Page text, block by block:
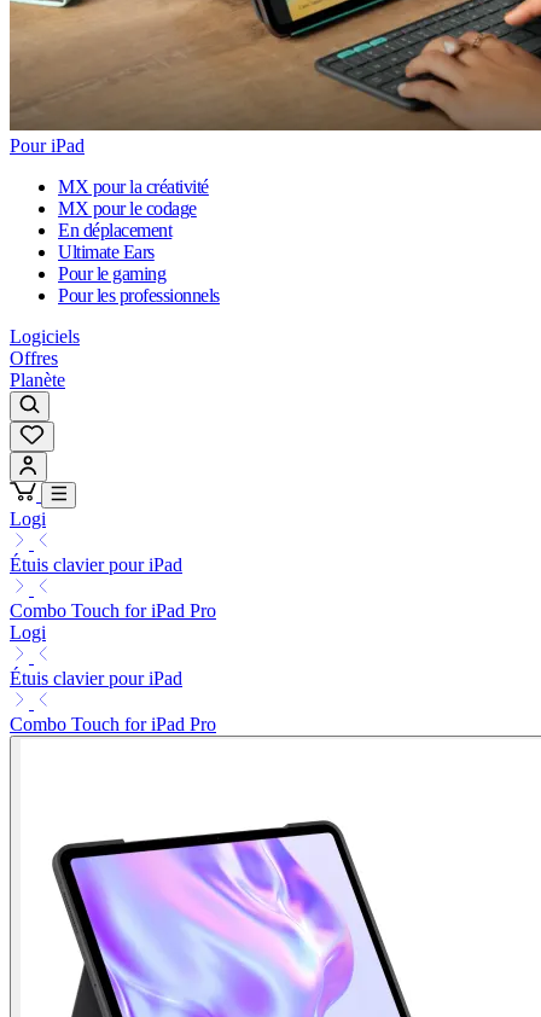
Pour iPad
MX pour la créativité
MX pour le codage
En déplacement
Ultimate Ears
Pour le gaming
Pour les professionnels
Logiciels
Offres
Planète
Logi
Étuis clavier pour iPad
Combo Touch for iPad Pro
Logi
Étuis clavier pour iPad
Combo Touch for iPad Pro